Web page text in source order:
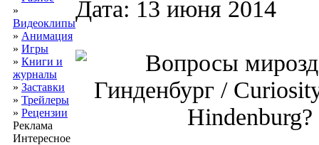
»
Видеоклипы
» Анимация
» Игры
» Книги и
журналы
» Заставки
» Трейлеры
» Рецензии
Реклама
Интересное
Дата: 13 июня 2014